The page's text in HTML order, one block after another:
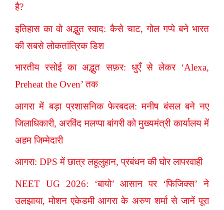
है?
इतिहास का वो अद्भुत स्वाद: कैसे चाट, गोल गप्पे बने भारत
की सबसे लोकतांत्रिक डिश
भारतीय रसोई का अद्भुत सफ़र: धुएँ से लेकर ‘Alexa,
Preheat the Oven’ तक
आगरा में बड़ा प्रशासनिक फेरबदल: मनीष बंसल बने नए
जिलाधिकारी, अरविंद मलप्पा बांगरी को मुख्यमंत्री कार्यालय में
अहम जिम्मेदारी
आगरा: DPS में छात्र लहूलुहान, प्रबंधन की घोर लापरवाही
NEET UG 2026: ‘बायो’ आसान पर ‘फिजिक्स’ ने
उलझाया, मोशन एकेडमी आगरा के अरुण शर्मा से जानें पूरा